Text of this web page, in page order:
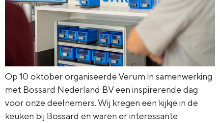
Op 10 oktober organiseerde Verum in samenwerking
met Bossard Nederland BV een inspirerende dag
voor onze deelnemers. Wij kregen een kijkje in de
keuken bij Bossard en waren er interessante